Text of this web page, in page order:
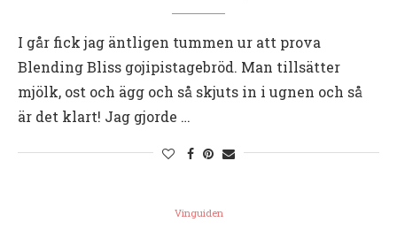
I går fick jag äntligen tummen ur att prova
Blending Bliss gojipistagebröd. Man tillsätter
mjölk, ost och ägg och så skjuts in i ugnen och så
är det klart! Jag gjorde …
Vinguiden